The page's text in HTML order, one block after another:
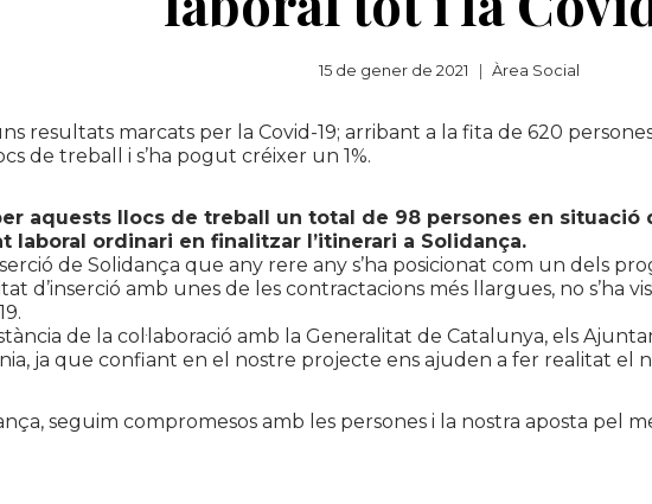
15 de gener de 2021 Àrea Social
resultats marcats per la Covid-19; arribant a la fita de 620
de treball i s’ha pogut créixer un 1%.
aquests llocs de treball un total de 98 persones en
laboral ordinari en finalitzar l’itinerari a Solidança.
de Solidança que any rere any s’ha posicionat com un dels
d’inserció amb unes de les contractacions més llargues, no s’ha
de la col·laboració amb la Generalitat de Catalunya, els
ja que confiant en el nostre projecte ens ajuden a fer realitat el
seguim compromesos amb les persones i la nostra aposta pel